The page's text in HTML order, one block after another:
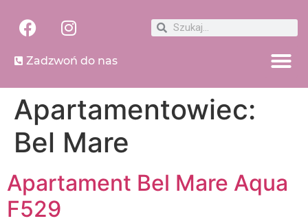
Zadzwoń do nas
Apartamentowiec:
Bel Mare
Apartament Bel Mare Aqua
F529